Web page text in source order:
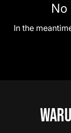
No
In the